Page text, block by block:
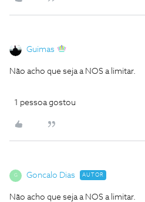
Guimas
Não acho que seja a NOS a limitar.
1 pessoa gostou
G Goncalo Dias AUTOR
Não acho que seja a NOS a limitar.